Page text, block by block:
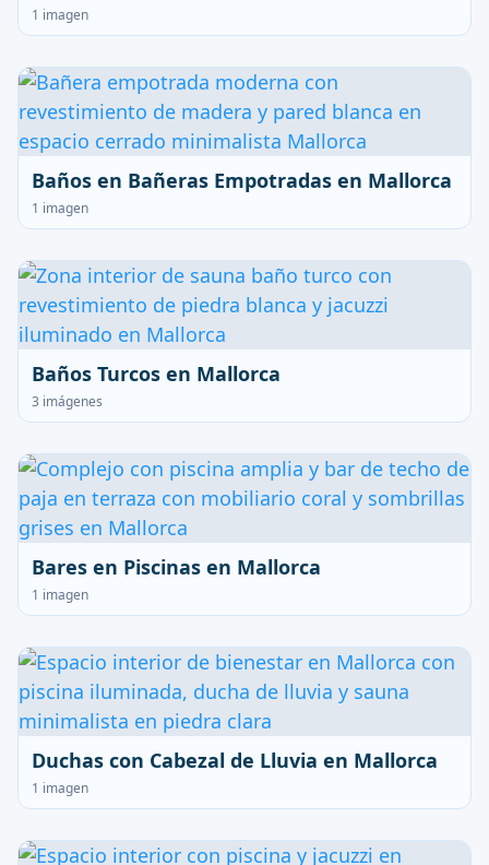
1 imagen
Baños en Bañeras Empotradas en Mallorca
1 imagen
Baños Turcos en Mallorca
3 imágenes
Bares en Piscinas en Mallorca
1 imagen
Duchas con Cabezal de Lluvia en Mallorca
1 imagen